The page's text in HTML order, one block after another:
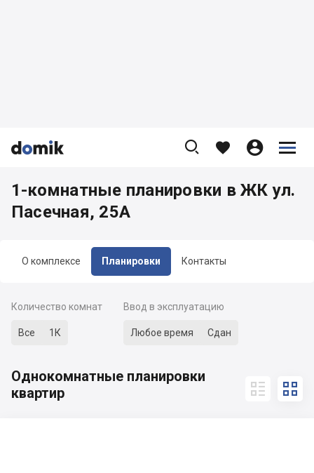


    


О комплексе Планировки Контакты
1-комнатные планировки в ЖК ул.
Пасечная, 25А
Количество комнат
Все 1К
Ввод в эксплуатацию
Любое время Сдан
Однокомнатные планировки
квартир
 